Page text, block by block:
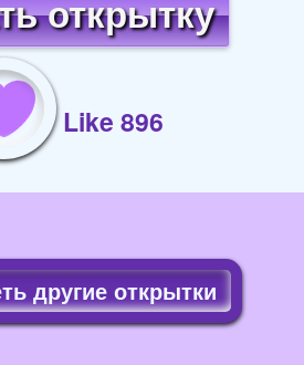
открытку
Like 896
другие открытки